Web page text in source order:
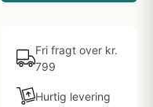
Fri fragt over kr.
799
Hurtig levering